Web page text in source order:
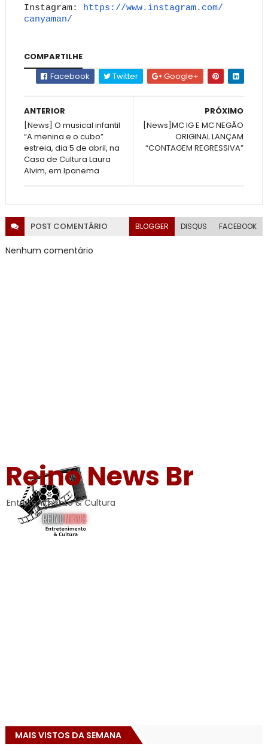
Instagram: https://www.instagram.com/
canyaman/
COMPARTILHE
Facebook
Twitter Google+
PRÓXIMO
[News]MC IG E MC NEGÃO
ORIGINAL LANÇAM
“CONTAGEM REGRESSIVA”
ANTERIOR
[News] O musical infantil
“A menina e o cubo”
estreia, dia 5 de abril, na
Casa de Cultura Laura
Alvim, em Ipanema
POST COMENTÁRIO BLOGGER DISQUS FACEBOOK
Nenhum comentário
Reino News Br
Entretenimento & Cultura
MAIS VISTOS DA SEMANA